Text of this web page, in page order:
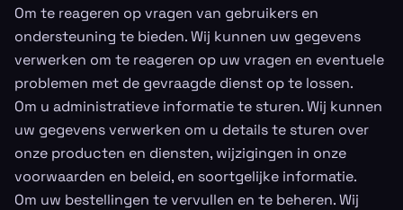
Om te reageren op vragen van gebruikers en
ondersteuning te bieden. Wij kunnen uw gegevens
verwerken om te reageren op uw vragen en eventuele
problemen met de gevraagde dienst op te lossen.
Om u administratieve informatie te sturen. Wij kunnen
uw gegevens verwerken om u details te sturen over
onze producten en diensten, wijzigingen in onze
voorwaarden en beleid, en soortgelijke informatie.
Om uw bestellingen te vervullen en te beheren. Wij